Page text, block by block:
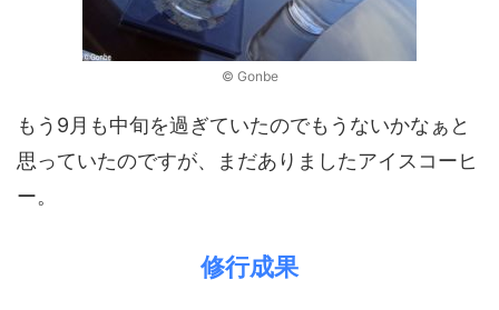
© Gonbe
もう9月も中旬を過ぎていたのでもうないかなぁと
思っていたのですが、まだありましたアイスコーヒ
ー。
修行成果